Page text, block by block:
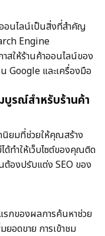
อนไลน์เป็นสิ่งที่สำคัญ
Engine
ให้ร้านค้าออนไลน์ของ
Google และเครื่องมือ
รณ์สำหรับร้านค้า
ยมที่ช่วยให้คุณสร้าง
ด้ทำให้เว็บไซต์ของคุณติด
องปรับแต่ง SEO ของ
รกของผลการค้นหาช่วย
อดขาย การเข้าชม